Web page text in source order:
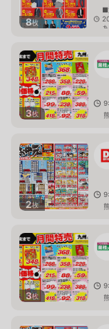
8枚
■
3枚
2枚
3枚